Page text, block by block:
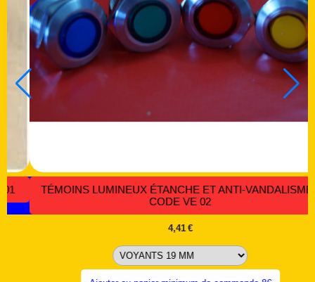
DEUX PETITS INTERRUPTEURS A BASCULE POUR
ÉLECTROMÉNAGER - CODE - IB 077
€
Ajouter au panier minimum de commande 8€